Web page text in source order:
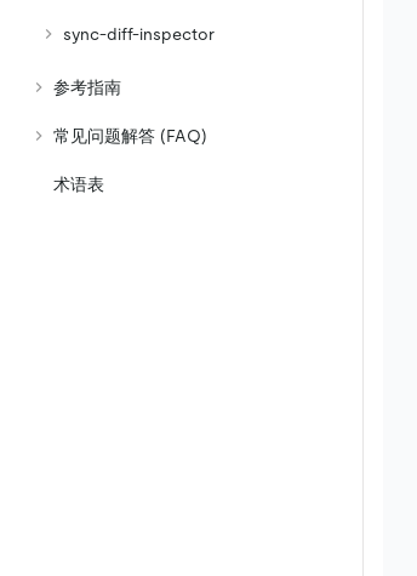
sync-diff-inspector
参考指南
常见问题解答 (FAQ)
术语表